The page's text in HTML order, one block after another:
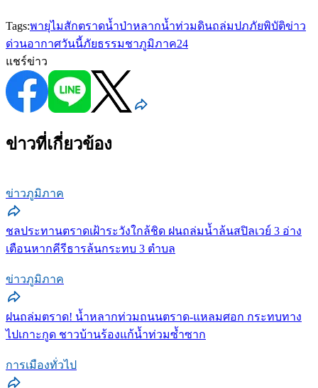
Tags:พายุไมสักตราดน้ำป่าหลากน้ำท่วมดินถล่มปภภัยพิบัติข่าว
ด่วนอากาศวันนี้ภัยธรรมชาภูมิภาค24
แชร์ข่าว
ข่าวที่เกี่ยวข้อง
ข่าวภูมิภาค
ชลประทานตราดเฝ้าระวังใกล้ชิด ฝนถล่มน้ำล้นสปิลเวย์ 3 อ่าง
เตือนหากคีรีธารล้นกระทบ 3 ตำบล
ข่าวภูมิภาค
ฝนถล่มตราด! น้ำหลากท่วมถนนตราด-แหลมศอก กระทบทาง
ไปเกาะกูด ชาวบ้านร้องแก้น้ำท่วมซ้ำซาก
การเมืองทั่วไป